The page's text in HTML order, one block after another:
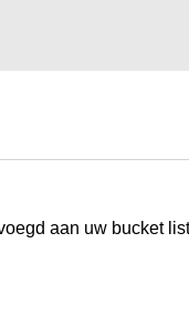
aan uw bucket